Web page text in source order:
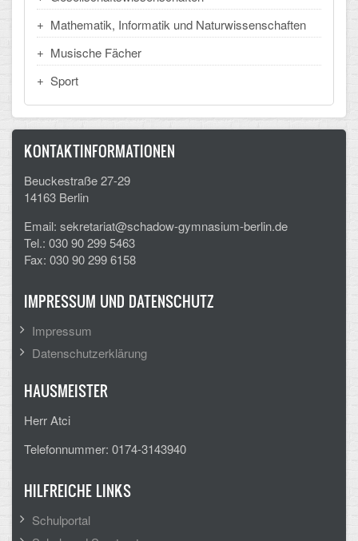
Freistellung/Entschuldigung
Kurswahl 10. Kl.
mPA
TERMINE
Lernraum Berlin
Mathematik, Informatik und Naturwissenschaften
Musische Fächer
Sport
KONTAKTINFORMATIONEN
Beuckestraße 27-29
14163 Berlin
Email: sekretariat@schadow-gymnasium-berlin.de
Tel.: 030 90 299 5463
Fax: 030 90 299 6158
IMPRESSUM UND DATENSCHUTZ
Impressum
Datenschutzerklärung
HAUSMEISTER
Herr Atci
Telefonnummer: 0174-3143940
HILFREICHE LINKS
Schulportal